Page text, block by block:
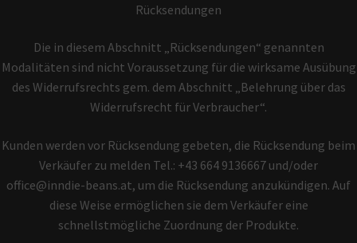
Rücksendungen
Die in diesem Abschnitt „Rücksendungen“ genannten
Modalitäten sind nicht Voraussetzung für die wirksame Ausübung
des Widerrufsrechts gem. dem Abschnitt „Belehrung über das
Widerrufsrecht für Verbraucher“.
Kunden werden vor Rücksendung gebeten, die Rücksendung beim
Verkäufer zu melden Tel.: +43 664 9136667 und/oder
office@inndie-beans.at, um die Rücksendung anzukündigen. Auf
diese Weise ermöglichen sie dem Verkäufer eine
schnellstmögliche Zuordnung der Produkte.